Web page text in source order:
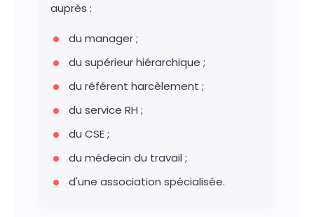
auprès :
du manager ;
du supérieur hiérarchique ;
du référent harcèlement ;
du service RH ;
du CSE ;
du médecin du travail ;
d'une association spécialisée.